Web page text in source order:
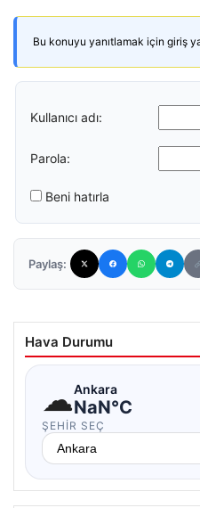
Bu konuyu yanıtlamak için giriş
Kullanıcı adı:
Parola:
Beni hatırla
Paylaş:
Hava Durumu
☁Ankara
NaN°C
ŞEHIR SEÇ